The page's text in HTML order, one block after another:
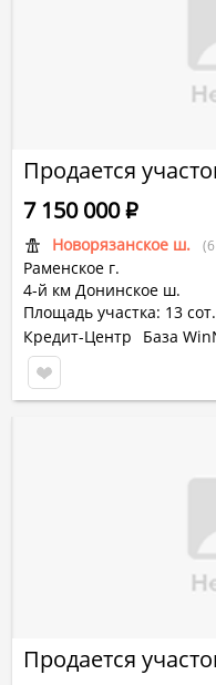
Продается
Новорязанское ш.
Раменское г.
4-й км Донинское ш.
Площадь участка: 13 сот.
7 150 000Р
Кредит-Центр
База
Продается